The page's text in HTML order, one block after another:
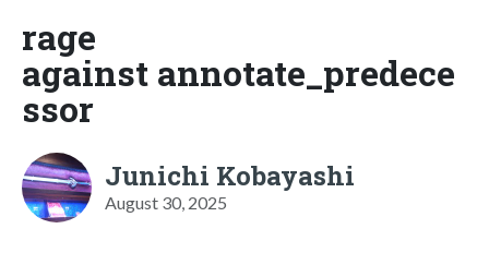
rage
against annotate_predece
ssor
Junichi Kobayashi
August 30, 2025